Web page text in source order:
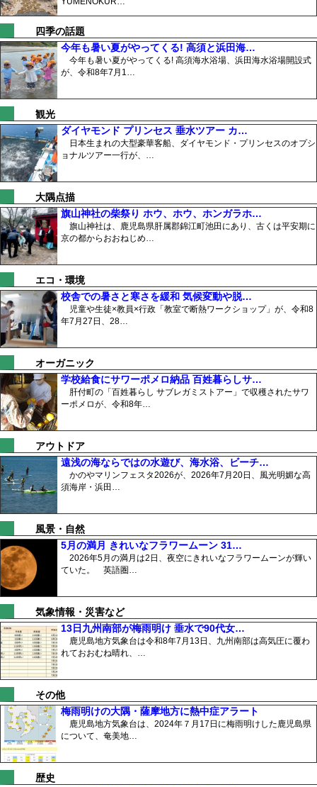
四季の話題
今年も暑い夏がやってくる! 高須と浜田海…
今年も暑い夏がやってくる! 高須海水浴場、浜田海水浴場開設式
が、令和8年7月1…
観光
ダイヤモンド プリンセス 垂水ツアー カ…
日本生まれの大型豪華客船、ダイヤモンド・プリンセスのオプシ
ョナルツアー一行が、…
大隅点描
旗山神社の柴祭り ホウ、ホウ、ホンガラホ…
旗山神社は、鹿児島県肝属郡錦江町池田にあり、古くは平安期に
京の都からおおねじめ…
エコ・環境
校舎での暑さと寒さを緩和 気候変動や脱…
児童や生徒×教員×行政「教室で断熱ワークショップ」が、令和8
年7月27日、28…
オーガニック
学校給食にサワーポメロ納品 百姓暮らしサ…
肝付町の「百姓暮らし サブレガミストアー」で収穫されたサワ
ーポメロが、令和8年…
アウトドア
遠浅の海ならではの水遊び、海水浴、ビーチ…
かのやマリンフェスタ2026が、2026年7月20日、風光明媚な高
須海岸・浜田…
風景・自然
5月の満月 きれいなフラワームーン 31…
2026年5月の満月は2日、夜空にきれいなフラワームーンが輝い
ていた。 英語圏…
気象情報・災害など
13日九州南部が梅雨明け 垂水で90代女…
鹿児島地方気象台は令和8年7月13日、九州南部は高気圧に覆わ
れておおむね晴れ、…
その他
梅雨明けの大隅・薩摩地方に熱中症アラート
鹿児島地方気象台は、2024年７月17日に梅雨明けした鹿児島県
について、奄美地…
歴史